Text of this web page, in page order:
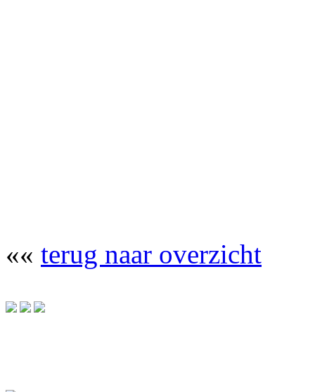
«« terug naar overzicht